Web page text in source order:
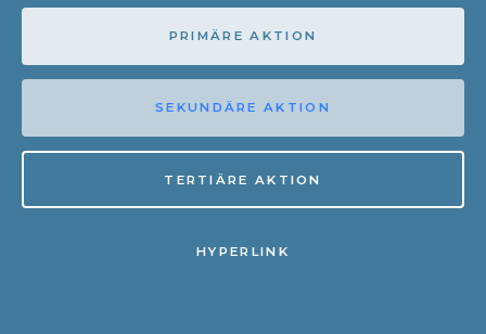
PRIMÄRE AKTION
SEKUNDÄRE AKTION
TERTIÄRE AKTION
HYPERLINK